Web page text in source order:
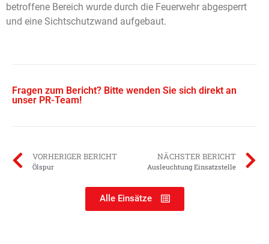
betroffene Bereich wurde durch die Feuerwehr abgesperrt
und eine Sichtschutzwand aufgebaut.
Fragen zum Bericht? Bitte wenden Sie sich direkt an
unser PR-Team!
VORHERIGER BERICHT
Ölspur
NÄCHSTER BERICHT
Ausleuchtung Einsatzstelle
Alle Einsätze